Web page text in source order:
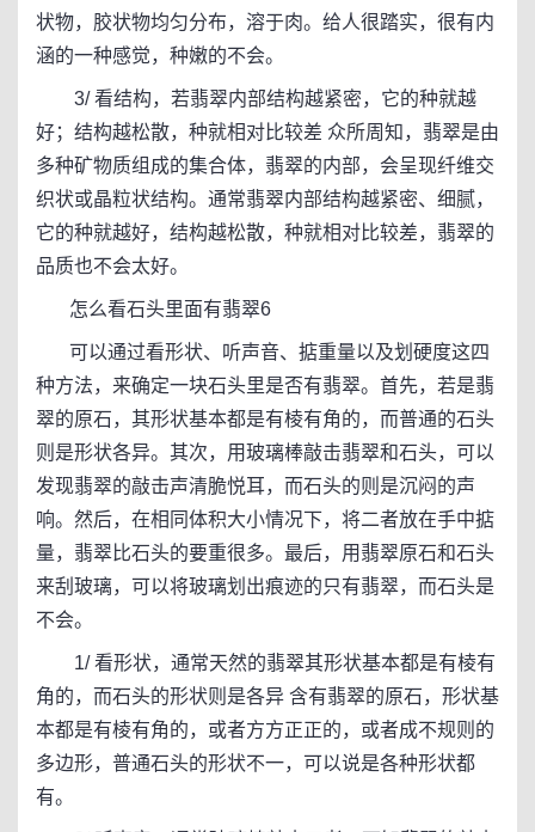
状物，胶状物均匀分布，溶于肉。给人很踏实，很有内
涵的一种感觉，种嫩的不会。
3/ 看结构，若翡翠内部结构越紧密，它的种就越
好；结构越松散，种就相对比较差 众所周知，翡翠是由
多种矿物质组成的集合体，翡翠的内部，会呈现纤维交
织状或晶粒状结构。通常翡翠内部结构越紧密、细腻，
它的种就越好，结构越松散，种就相对比较差，翡翠的
品质也不会太好。
怎么看石头里面有翡翠6
可以通过看形状、听声音、掂重量以及划硬度这四
种方法，来确定一块石头里是否有翡翠。首先，若是翡
翠的原石，其形状基本都是有棱有角的，而普通的石头
则是形状各异。其次，用玻璃棒敲击翡翠和石头，可以
发现翡翠的敲击声清脆悦耳，而石头的则是沉闷的声
响。然后，在相同体积大小情况下，将二者放在手中掂
量，翡翠比石头的要重很多。最后，用翡翠原石和石头
来刮玻璃，可以将玻璃划出痕迹的只有翡翠，而石头是
不会。
1/ 看形状，通常天然的翡翠其形状基本都是有棱有
角的，而石头的形状则是各异 含有翡翠的原石，形状基
本都是有棱有角的，或者方方正正的，或者成不规则的
多边形，普通石头的形状不一，可以说是各种形状都
有。